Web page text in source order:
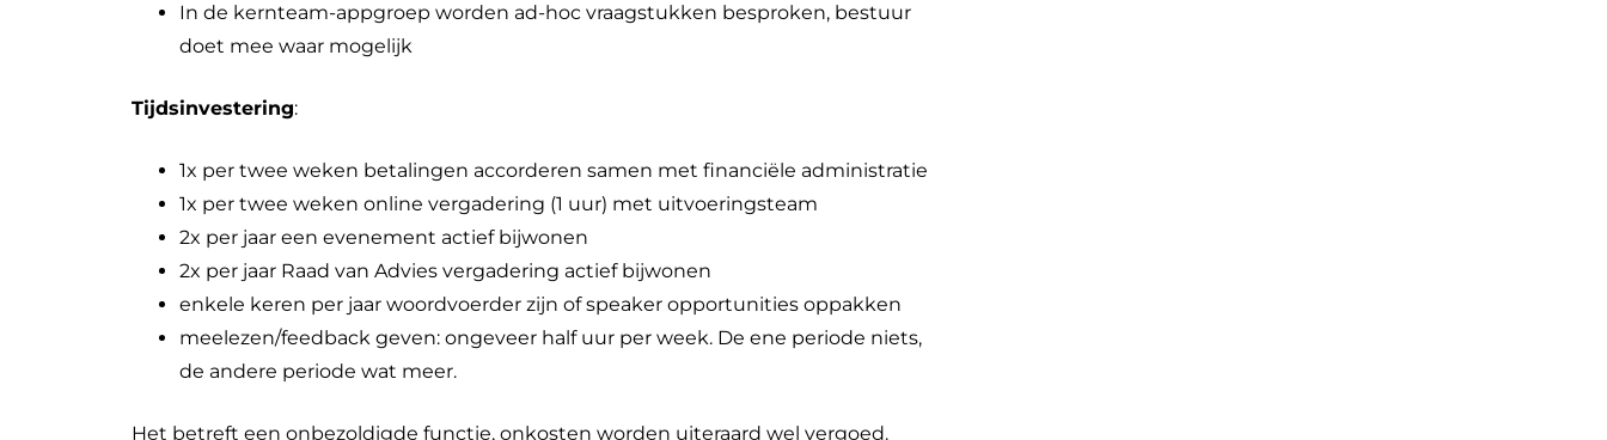
In de kernteam-appgroep worden ad-hoc vraagstukken besproken, bestuur
doet mee waar mogelijk
Tijdsinvestering:
1x per twee weken betalingen accorderen samen met financiële administratie
1x per twee weken online vergadering (1 uur) met uitvoeringsteam
2x per jaar een evenement actief bijwonen
2x per jaar Raad van Advies vergadering actief bijwonen
enkele keren per jaar woordvoerder zijn of speaker opportunities oppakken
meelezen/feedback geven: ongeveer half uur per week. De ene periode niets,
de andere periode wat meer.
Het betreft een onbezoldigde functie, onkosten worden uiteraard wel vergoed.